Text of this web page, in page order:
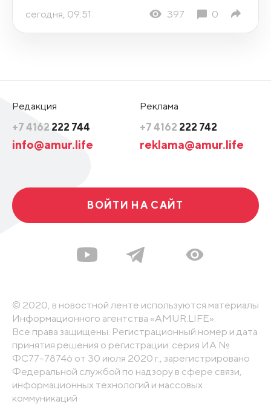
сегодня, 09:51 397 0
Редакция
+7 4162 222 744
info@amur.life
Реклама
+7 4162 222 742
reklama@amur.life
ВОЙТИ НА САЙТ
© 2020, в новостной ленте используются материалы
Информационного агентства «AMUR.LIFE».
Все права защищены. Регистрационный номер и дата
принятия решения о регистрации: серия ИА №
ФС77-78746 от 30 июля 2020 г., зарегистрировано
Федеральной службой по надзору в сфере связи,
информационных технологий и массовых
коммуникаций